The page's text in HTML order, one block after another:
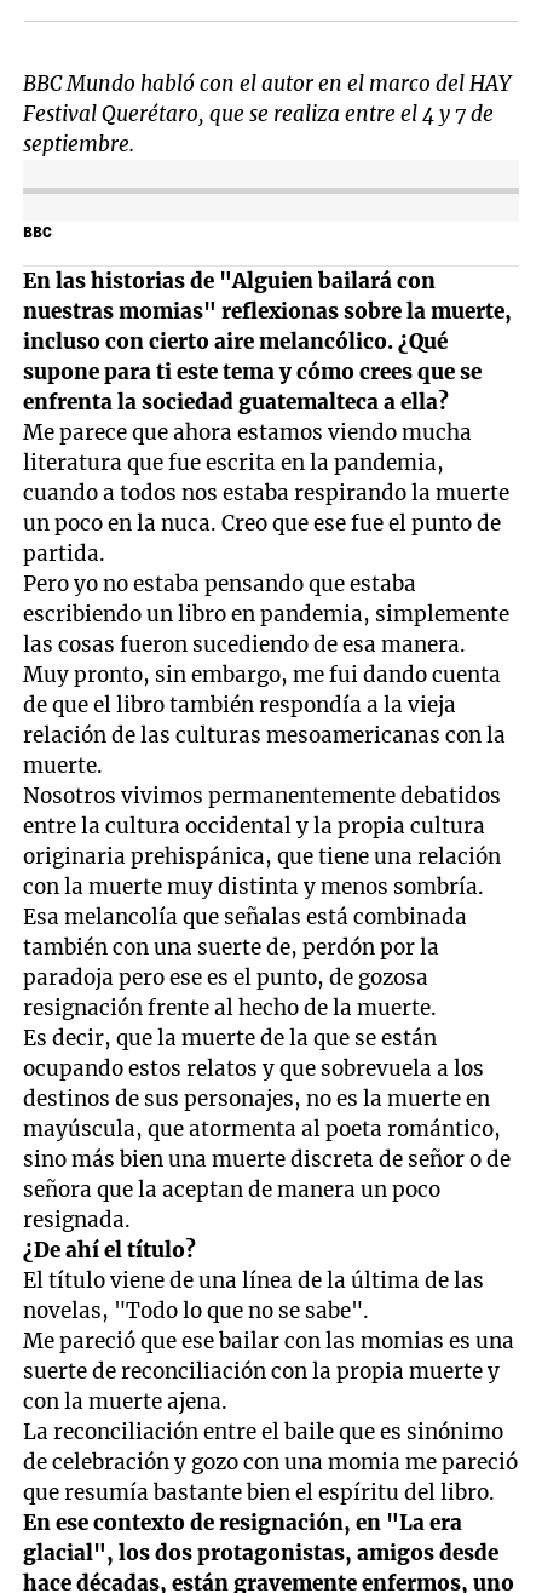
BBC Mundo habló con el autor en el marco del HAY
Festival Querétaro, que se realiza entre el 4 y 7 de
septiembre.
BBC
En las historias de "Alguien bailará con
nuestras momias" reflexionas sobre la muerte,
incluso con cierto aire melancólico. ¿Qué
supone para ti este tema y cómo crees que se
enfrenta la sociedad guatemalteca a ella?
Me parece que ahora estamos viendo mucha
literatura que fue escrita en la pandemia,
cuando a todos nos estaba respirando la muerte
un poco en la nuca. Creo que ese fue el punto de
partida.
Pero yo no estaba pensando que estaba
escribiendo un libro en pandemia, simplemente
las cosas fueron sucediendo de esa manera.
Muy pronto, sin embargo, me fui dando cuenta
de que el libro también respondía a la vieja
relación de las culturas mesoamericanas con la
muerte.
Nosotros vivimos permanentemente debatidos
entre la cultura occidental y la propia cultura
originaria prehispánica, que tiene una relación
con la muerte muy distinta y menos sombría.
Esa melancolía que señalas está combinada
también con una suerte de, perdón por la
paradoja pero ese es el punto, de gozosa
resignación frente al hecho de la muerte.
Es decir, que la muerte de la que se están
ocupando estos relatos y que sobrevuela a los
destinos de sus personajes, no es la muerte en
mayúscula, que atormenta al poeta romántico,
sino más bien una muerte discreta de señor o de
señora que la aceptan de manera un poco
resignada.
¿De ahí el título?
El título viene de una línea de la última de las
novelas, "Todo lo que no se sabe".
Me pareció que ese bailar con las momias es una
suerte de reconciliación con la propia muerte y
con la muerte ajena.
La reconciliación entre el baile que es sinónimo
de celebración y gozo con una momia me pareció
que resumía bastante bien el espíritu del libro.
En ese contexto de resignación, en "La era
glacial", los dos protagonistas, amigos desde
hace décadas, están gravemente enfermos, uno